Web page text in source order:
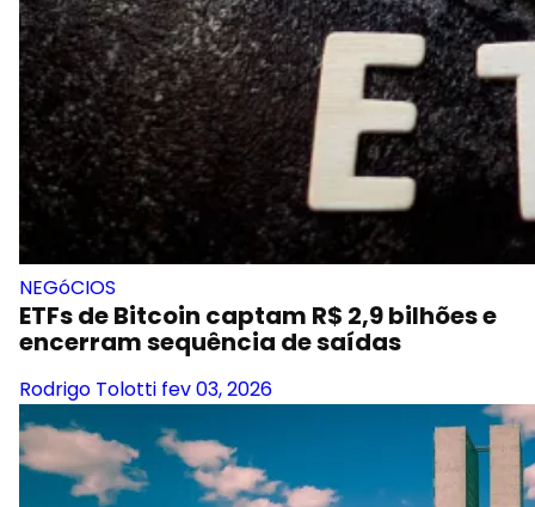
NEGóCIOS
ETFs de Bitcoin captam R$ 2,9 bilhões e
encerram sequência de saídas
Rodrigo Tolotti fev 03, 2026